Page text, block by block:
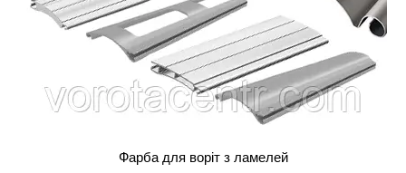
Фарба для воріт з ламелей